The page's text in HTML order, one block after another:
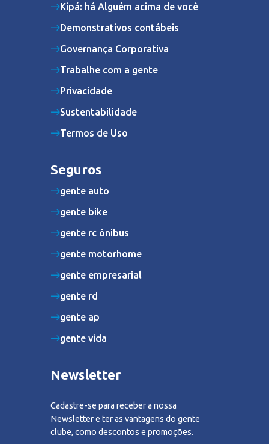
Kipá: há Alguém acima de você
Demonstrativos contábeis
Governança Corporativa
Trabalhe com a gente
Privacidade
Sustentabilidade
Termos de Uso
Seguros
gente auto
gente bike
gente rc ônibus
gente motorhome
gente empresarial
gente rd
gente ap
gente vida
Newsletter
Cadastre-se para receber a nossa
Newsletter e ter as vantagens do gente
clube, como descontos e promoções.